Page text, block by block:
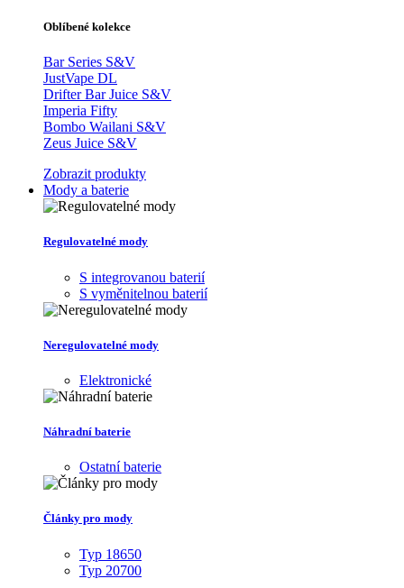
Oblíbené kolekce
Bar Series S&V
JustVape DL
Drifter Bar Juice S&V
Imperia Fifty
Bombo Wailani S&V
Zeus Juice S&V
Zobrazit produkty
Mody a baterie
Regulovatelné mody
S integrovanou baterií
S vyměnitelnou baterií
Neregulovatelné mody
Elektronické
Náhradní baterie
Ostatní baterie
Články pro mody
Typ 18650
Typ 20700